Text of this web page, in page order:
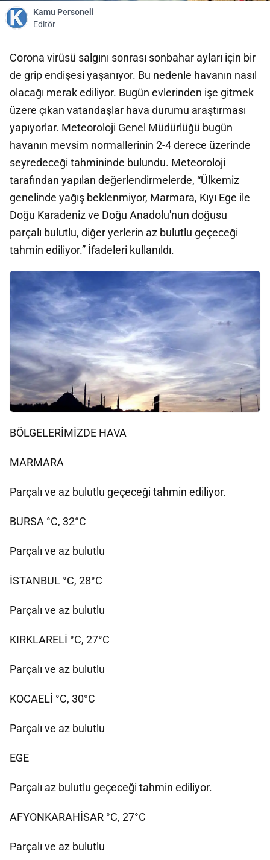
Kamu Personeli
Editör
Corona virüsü salgını sonrası sonbahar ayları için bir
de grip endişesi yaşanıyor. Bu nedenle havanın nasıl
olacağı merak ediliyor. Bugün evlerinden işe gitmek
üzere çıkan vatandaşlar hava durumu araştırması
yapıyorlar. Meteoroloji Genel Müdürlüğü bugün
havanın mevsim normallerinin 2-4 derece üzerinde
seyredeceği tahmininde bulundu. Meteoroloji
tarafından yapılan değerlendirmelerde, “Ülkemiz
genelinde yağış beklenmiyor, Marmara, Kıyı Ege ile
Doğu Karadeniz ve Doğu Anadolu'nun doğusu
parçalı bulutlu, diğer yerlerin az bulutlu geçeceği
tahmin ediliyor.” İfadeleri kullanıldı.
BÖLGELERİMİZDE HAVA
MARMARA
Parçalı ve az bulutlu geçeceği tahmin ediliyor.
BURSA °C, 32°C
Parçalı ve az bulutlu
İSTANBUL °C, 28°C
Parçalı ve az bulutlu
KIRKLARELİ °C, 27°C
Parçalı ve az bulutlu
KOCAELİ °C, 30°C
Parçalı ve az bulutlu
EGE
Parçalı az bulutlu geçeceği tahmin ediliyor.
AFYONKARAHİSAR °C, 27°C
Parçalı ve az bulutlu